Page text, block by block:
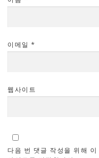
이메일 *
웹사이트
다음 번 댓글 작성을 위해